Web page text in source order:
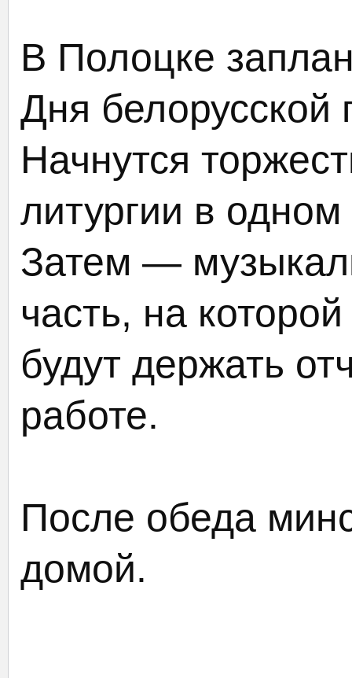
В Полоцке
Дня белорусской
Начнутся
литургии в
Затем —
часть, на
будут держать
работе.
После обеда
домой.